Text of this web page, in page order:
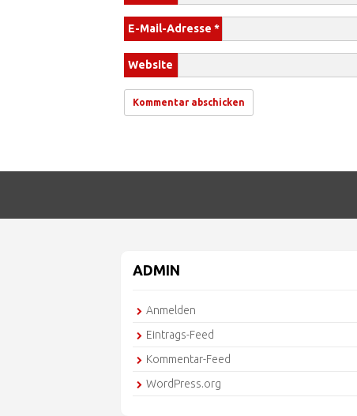
E-Mail-Adresse *
Website
ADMIN
Anmelden
Eintrags-Feed
Kommentar-Feed
WordPress.org